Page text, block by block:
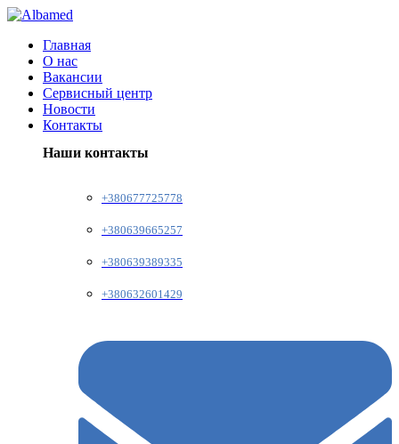
Главная
О нас
Вакансии
Сервисный центр
Новости
Контакты
Наши контакты
+380677725778
+380639665257
+380639389335
+380632601429